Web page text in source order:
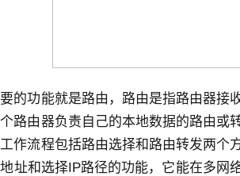
的功能就是路由 ，路由是指路由器接
路由器负责自己的本地数据的路由或
作流程包括路由选择和路由转发两个
址和选择IP路径的功能，它能在多网